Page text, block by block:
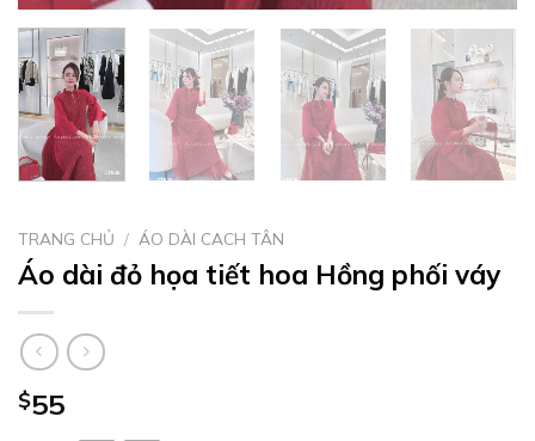
TRANG CHỦ / ÁO DÀI CACH TÂN
Áo dài đỏ họa tiết hoa Hồng phối váy
$55